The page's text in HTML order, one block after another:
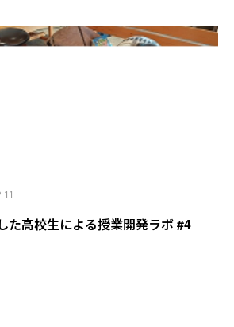
た高校生による授業開発ラボ #4